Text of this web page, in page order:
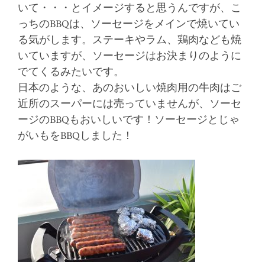
いて・・・とイメージすると思うんですが、こ
っちのBBQは、ソーセージをメインで焼いてい
る気がします。ステーキやラム、鶏肉なども焼
いていますが、ソーセージはお決まりのように
でてくるみたいです。
日本のような、あのおいしい焼肉用の牛肉はご
近所のスーパーには売っていませんが、ソーセ
ージのBBQもおいしいです！ソーセージとじゃ
がいもをBBQしました！